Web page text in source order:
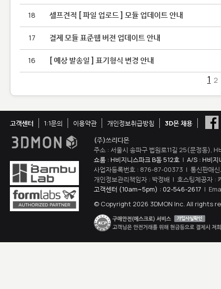
18 셀프견적 [ 파일 업로드 ] 모듈 업데이트 안내
17 결제 모듈 표준웹 버젼 업데이트 안내
16 [ 예상 발송일 ] 표기형식 변경 안내
1 2
고객센터 1:1문의 이용약관 개인정보취급방침
3D몬 채용
(주)쓰리디몬
주소 : 서울시 송파구 법원로11길 25(문정동),
쇼룸 : H비지니스파크 B동 512호 | A/S : H비지
사업자등록번호 : 876-87-00373 | 통신판매
개인정보관리책임자 : 박정배 | 호스팅제공자 :
고객센터 (10am~5pm) : 02-546-2617 |
© Copyright 2026 3DMON Inc. All rights